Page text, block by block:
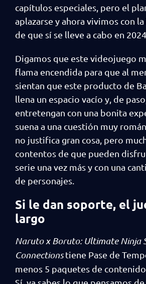
capítulos especiales, pero el
aplazarse y ahora vivimos con
de que sí se lleve a cabo en
Digamos que este videojuego
flama encendida para que al
sientan que este producto de
llena un espacio vacío y, de
entretengan con una bonita
suena a una cuestión muy
no justifica gran cosa, pero
contentos de que pueden
serie una vez más y con una
de personajes.
Si le dan soporte, el
largo
Naruto x Boruto: Ultimate Ninja
Connectionstiene Pase de
menos 5 paquetes de